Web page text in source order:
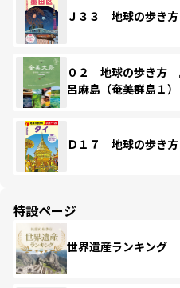
Ｊ３３ 地球の歩き
０２ 地球の歩き
呂麻島（奄美群島１
Ｄ１７ 地球の歩き
特設ページ
世界遺産ランキング